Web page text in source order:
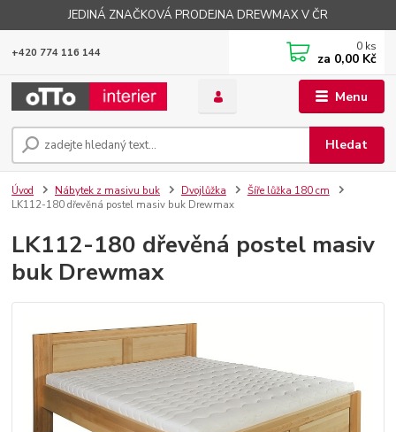
JEDINÁ ZNAČKOVÁ PRODEJNA DREWMAX V ČR
Menu
Hledat
+420 774 116 144 0 ks
za 0,00 Kč
Úvod Nábytek z masivu buk Dvojlůžka
Šíře lůžka 180 cm
LK112-180 dřevěná postel masiv buk Drewmax
LK112-180 dřevěná postel masiv
buk Drewmax